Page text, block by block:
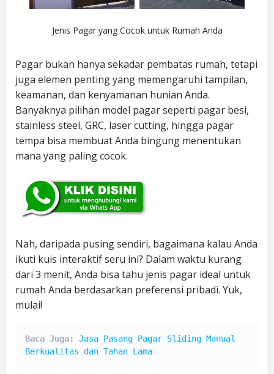
Jenis Pagar yang Cocok untuk Rumah Anda
Pagar bukan hanya sekadar pembatas rumah, tetapi
juga elemen penting yang memengaruhi tampilan,
keamanan, dan kenyamanan hunian Anda.
Banyaknya pilihan model pagar seperti pagar besi,
stainless steel, GRC, laser cutting, hingga pagar
tempa bisa membuat Anda bingung menentukan
mana yang paling cocok.
Nah, daripada pusing sendiri, bagaimana kalau Anda
ikuti kuis interaktif seru ini? Dalam waktu kurang
dari 3 menit, Anda bisa tahu jenis pagar ideal untuk
rumah Anda berdasarkan preferensi pribadi. Yuk,
mulai!
Baca Juga: Jasa Pasang Pagar Sliding Manual
Berkualitas dan Tahan Lama